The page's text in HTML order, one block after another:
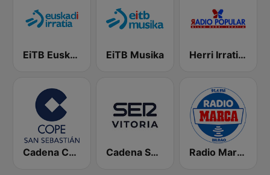
EiTB Euskadi Irratia EiTB Musika Herri Irratia - Radio Popular
Cadena COPE San Sebastián Cadena SER Vitoria Radio Marca Bilbao